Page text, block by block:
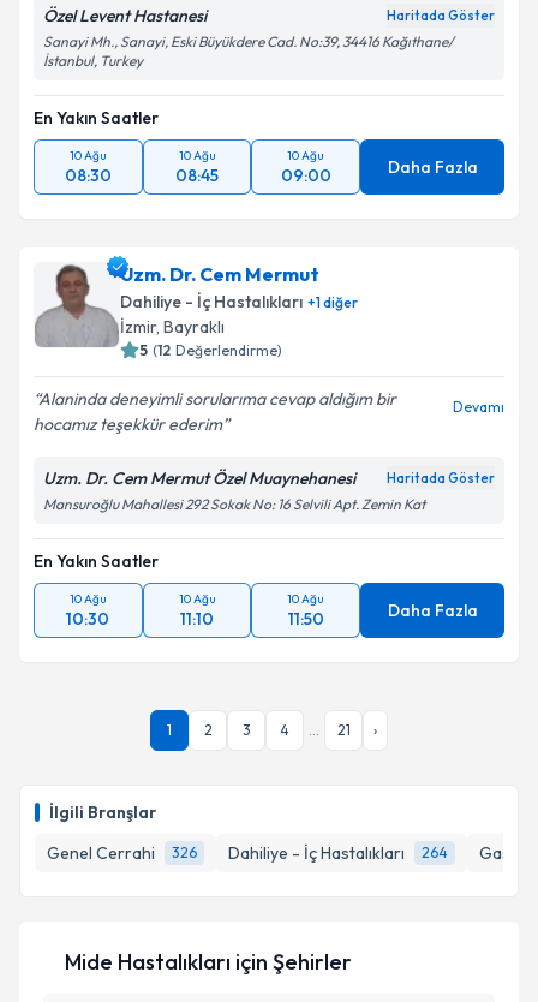
İlgili Branşlar
Genel Cerrahi
326 Dahiliye - İç Hastalıkları 264
Takvim Talebini Gönder
Özel Levent Hastanesi Haritada Göster
Sanayi Mh., Sanayi, Eski Büyükdere Cad. No:39, 34416 Kağıthane/
İstanbul, Turkey
En Yakın Saatler
10 Ağu
08:30
10 Ağu
08:45
10 Ağu
09:00 Daha Fazla
Uzm. Dr. Cem Mermut
Dahiliye - İç Hastalıkları +1diğer
İzmir, Bayraklı
5 (12 Değerlendirme)
Alaninda deneyimli sorularıma cevap aldığım bir
hocamız teşekkür ederim
Devamı
Uzm. Dr. Cem Mermut Özel Muaynehanesi Haritada Göster
Mansuroğlu Mahallesi 292 Sokak No: 16 Selvili Apt. Zemin Kat
En Yakın Saatler
10 Ağu
10:30
10 Ağu
11:10
10 Ağu
11:50 Daha Fazla
1 2 3 4 ... 21 ›
Mide Hastalıkları için Şehirler